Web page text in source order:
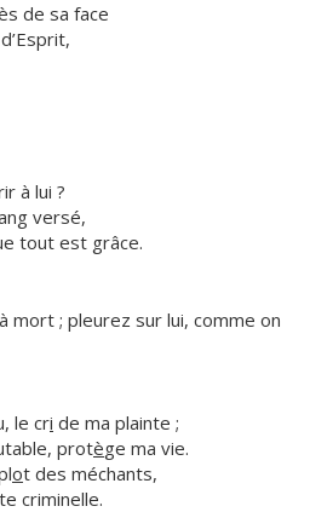
de sa face
à lui ?
versé,
tout est grâce.
mort ; pleurez sur lui, comme on
le cri de ma plainte ;
protège ma vie.
ot des méchants,
te criminelle.